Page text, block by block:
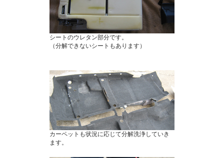
シートのウレタン部分です。
（分解できないシートもあります）
カーペットも状況に応じて分解洗浄していき
ます。